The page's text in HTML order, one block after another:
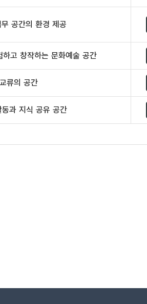
무 공간의 환경 제공
고 창작하는 문화예술 공간
류의 공간
과 지식 공유 공간